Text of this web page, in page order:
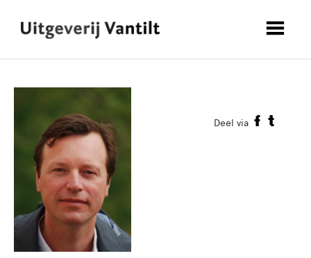
Deel via